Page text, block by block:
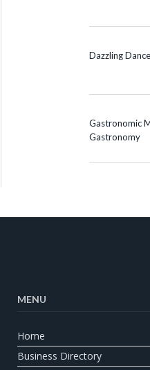
Dazzling
Gastronomic
Gastronomy
MENU
Home
Business Directory